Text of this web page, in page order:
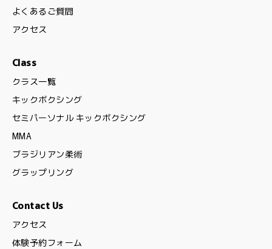
よくあるご質問
アクセス
Class
クラス一覧
キックボクシング
セミパーソナル キックボクシング
MMA
ブラジリアン柔術
グラップリング
Contact Us
アクセス
体験予約フォーム